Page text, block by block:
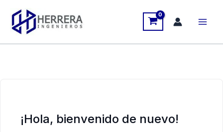
contenido
¡Hola, bienvenido de nuevo!